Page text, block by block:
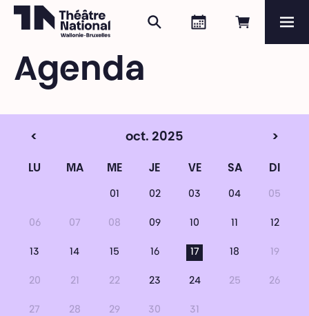
Réserver
Agenda
Rechercher
Agenda
< oct. 2025 >
LU MA ME JE VE SA DI
01 02 03 04 05
06 07 08 09 10 11 12
13 14 15 16 17 18 19
20 21 22 23 24 25 26
27 28 29 30 31